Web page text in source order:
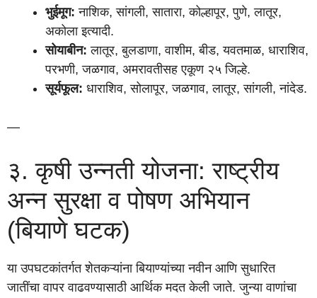
भुईमूग: नाशिक, सांगली, सातारा, कोल्हापूर, पुणे, लातूर,
अकोला इत्यादी.
सोयाबीन: लातूर, बुलडाणा, वाशीम, बीड, यवतमाळ, धाराशिव,
परभणी, जळगाव, अमरावतीसह एकूण २५ जिल्हे.
सूर्यफूल: धाराशिव, सोलापूर, जळगाव, लातूर, सांगली, नांदेड.
—
३. कृषी उन्नती योजना: राष्ट्रीय
अन्न सुरक्षा व पोषण अभियान
(बियाणे घटक)
या उपघटकांतर्गत शेतकऱ्यांना बियाण्यांच्या नवीन आणि सुधारित
जातींचा वापर वाढवण्यासाठी आर्थिक मदत केली जाते. जुन्या वाणांचा